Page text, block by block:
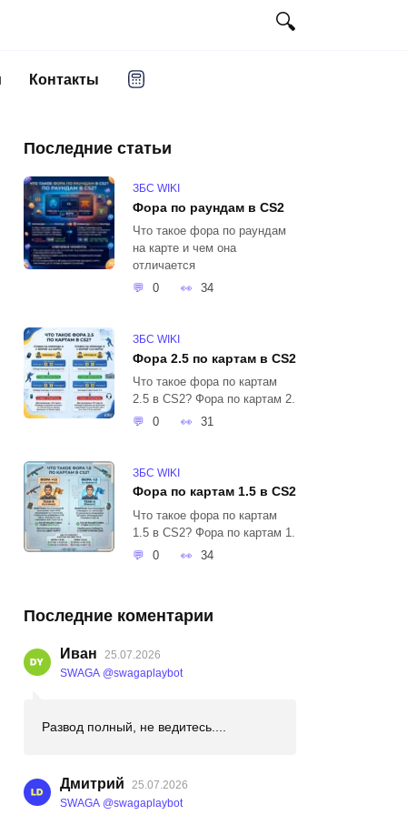
Контакты
Последние статьи
ЗБС WIKI
Фора по раундам в CS2
Что такое фора по раундам
на карте и чем она
отличается
0
34
ЗБС WIKI
Фора 2.5 по картам в CS2
Что такое фора по картам
2.5 в CS2? Фора по картам 2.
0
31
ЗБС WIKI
Фора по картам 1.5 в CS2
Что такое фора по картам
1.5 в CS2? Фора по картам 1.
0
34
Последние коментарии
Иван
25.07.2026
SWAGA @swagaplaybot
Развод полный, не ведитесь....
Дмитрий
25.07.2026
SWAGA @swagaplaybot